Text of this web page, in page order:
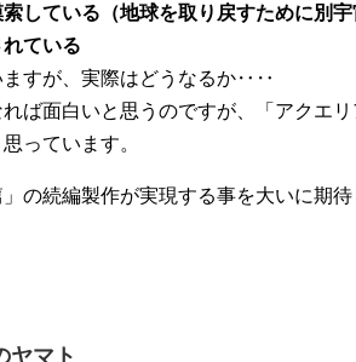
している（地球を取り戻すために別宇
ている
ますが、実際はどうなるか‥‥
ば面白いと思うのですが、「アクエ
っています。
の続編製作が実現する事を大いに期待
ヤマト